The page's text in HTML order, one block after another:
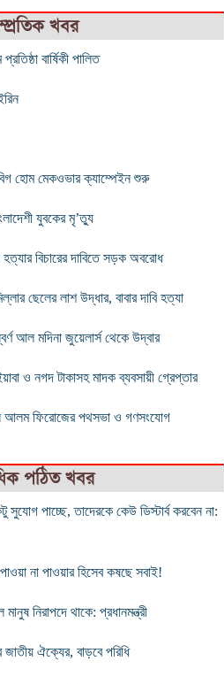
খবর
বার্ষিকী পালিত
হোম মেকওভার ক্যাম্পেইন শুরু
যুবকের মৃ’ত্যু
বিচারের দাবিতে সড়ক অবরোধ
ছেলের লাশ উদ্ধার, বাবার দাবি হত্যা
আল মদিনা জুয়েলার্স থেকে উদ্বার
ও নগদ টাকাসহ মাদক ব্যবসায়ী গ্রেপ্তার
আলম ফিরোজের পথসভা ও গণসংযোগ
পঠিত খবর
সুযোগ পাচ্ছে, তাদেরকে কেউ ডিস্টার্ব করবেন না:
না পাওয়ার হিসেব কষছে সবাই!
নিরাপদে থাকে: প্রধানমন্ত্রী
ঐক্যের, বাড়বে পরিধি